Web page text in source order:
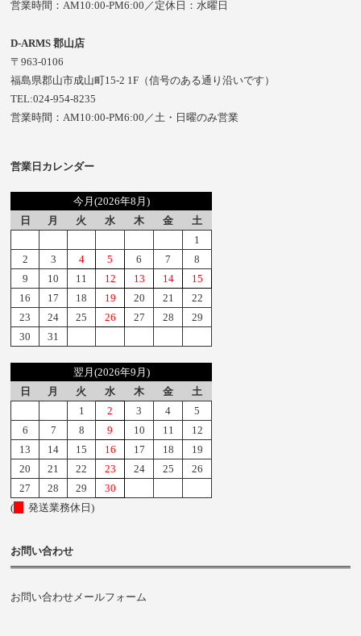
営業時間：AM10:00-PM6:00／定休日：水曜日
D-ARMS 郡山店
〒963-0106
福島県郡山市成山町15-2 1F（信号のある通り沿いです）
TEL:024-954-8235
営業時間：AM10:00-PM6:00／土・日曜のみ営業
営業日カレンダー
今月(2026年8月)
日
月 火 水 木 金
土
1
2
3 4 5 6 7
8
9
10 11 12 13 14
15
16
17 18 19 20 21
22
23
24 25 26 27 28
29
30
31
翌月(2026年9月)
日
月 火 水 木 金
土
1
2 3 4
5
6
7 8 9 10 11
12
13
14 15 16 17 18
19
20
21 22 23 24 25
26
27
28 29
30
(
発送業務休日)
お問い合わせ
お問い合わせメールフォーム